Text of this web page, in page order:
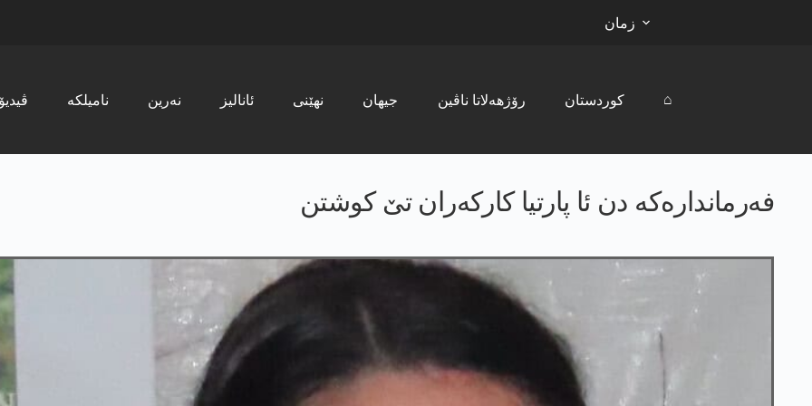
زمان
ڤیدیۆ نامیلکە نەرین ئانالیز نھێنی جیھان رۆژھەلاتا ناڤین کوردستان ⌂
فه‌رمانداره‌كه‌ دن ئا پارتیا كاركه‌ران تێ كوشتن